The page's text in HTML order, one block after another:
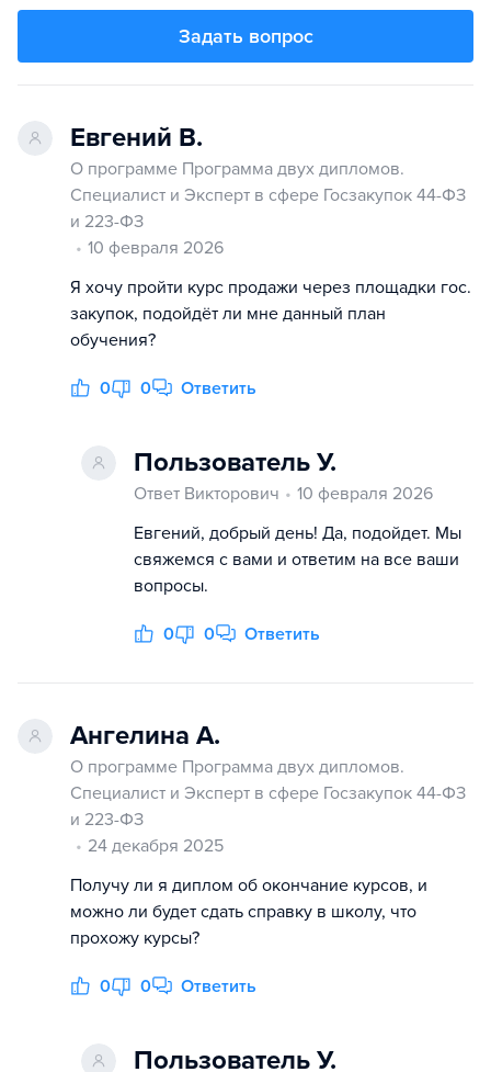
Задать вопрос
Евгений В.
О программе Программа двух дипломов.
Специалист и Эксперт в сфере Госзакупок 44-ФЗ
и 223-ФЗ
10 февраля 2026
Я хочу пройти курс продажи через площадки гос.
закупок, подойдёт ли мне данный план
обучения?
0 0 Ответить
Пользователь У.
Ответ Викторович
10 февраля 2026
Евгений, добрый день! Да, подойдет. Мы
свяжемся с вами и ответим на все ваши
вопросы.
0 0 Ответить
Ангелина А.
О программе Программа двух дипломов.
Специалист и Эксперт в сфере Госзакупок 44-ФЗ
и 223-ФЗ
24 декабря 2025
Получу ли я диплом об окончание курсов, и
можно ли будет сдать справку в школу, что
прохожу курсы?
0 0 Ответить
Пользователь У.